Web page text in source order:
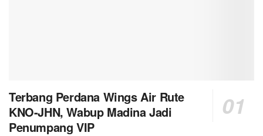
Terbang Perdana Wings Air Rute
KNO-JHN, Wabup Madina Jadi
Penumpang VIP